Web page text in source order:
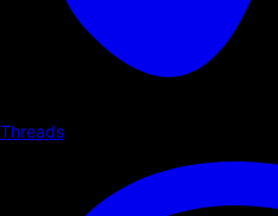
Threads